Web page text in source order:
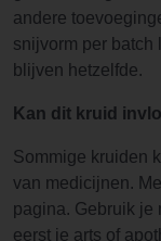
andere
snijvorm per batch
blijven hetzelfde.
Kan dit kruid
Sommige kruiden
van medicijnen.
pagina. Gebruik je
eerst je arts of